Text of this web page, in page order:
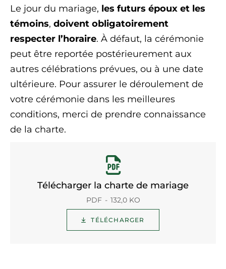
Le jour du mariage, les futurs époux et les
témoins, doivent obligatoirement
respecter l’horaire. À défaut, la cérémonie
peut être reportée postérieurement aux
autres célébrations prévues, ou à une date
ultérieure. Pour assurer le déroulement de
votre cérémonie dans les meilleures
conditions, merci de prendre connaissance
de la charte.
Télécharger la charte de mariage
PDF 132,0 KO
TÉLÉCHARGER